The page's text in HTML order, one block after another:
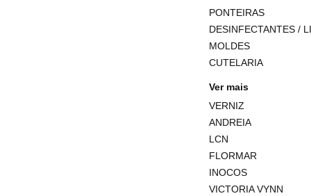
PONTEIRAS
DESINFECTANTES /
MOLDES
CUTELARIA
Ver mais
VERNIZ
ANDREIA
LCN
FLORMAR
INOCOS
VICTORIA VYNN